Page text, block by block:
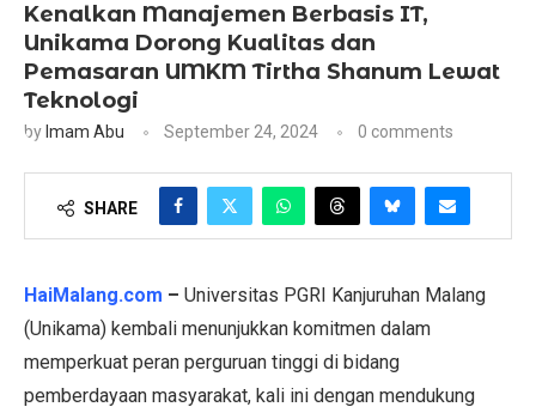
Kenalkan Manajemen Berbasis IT,
Unikama Dorong Kualitas dan
Pemasaran UMKM Tirtha Shanum Lewat
Teknologi
by Imam Abu September 24, 2024 0 comments
SHARE
HaiMalang.com – Universitas PGRI Kanjuruhan Malang
(Unikama) kembali menunjukkan komitmen dalam
memperkuat peran perguruan tinggi di bidang
pemberdayaan masyarakat, kali ini dengan mendukung